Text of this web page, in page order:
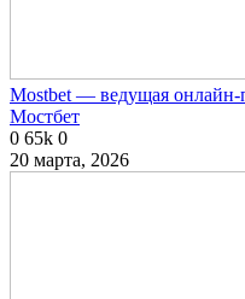
Mostbet — ведущая онлайн-
Мостбет
0 65k 0
20 марта, 2026